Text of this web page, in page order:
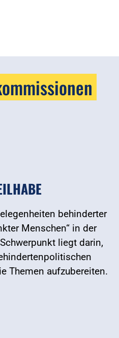
behinderter
Menschen“ in der
liegt darin,
Themen aufzubereiten.